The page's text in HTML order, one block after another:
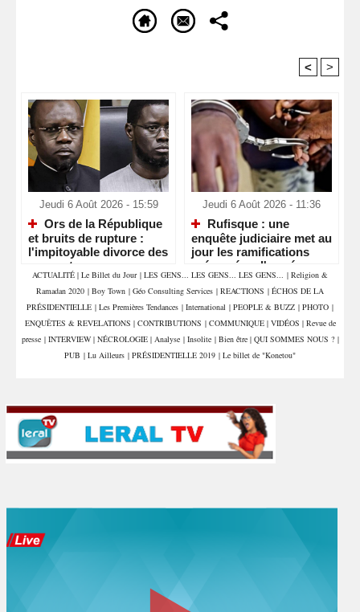
< >
Jeudi 6 Août 2026 - 15:59
Ors de la République
et bruits de rupture :
l'impitoyable divorce des
sommets
Jeudi 6 Août 2026 - 11:36
Rufisque : une
enquête judiciaire met au
jour les ramifications
présumées d'un réseau
de sextorsion, de
proxénétisme et de trafic
de stupéfiants
ACTUALITÉ | Le Billet du Jour | LES GENS... LES GENS... LES GENS... | Religion &
Ramadan 2020 | Boy Town | Géo Consulting Services | REACTIONS | ÉCHOS DE LA
PRÉSIDENTIELLE | Les Premières Tendances | International | PEOPLE & BUZZ | PHOTO |
ENQUÊTES & REVELATIONS | CONTRIBUTIONS | COMMUNIQUE | VIDÉOS | Revue de
presse | INTERVIEW | NÉCROLOGIE | Analyse | Insolite | Bien être | QUI SOMMES NOUS ? |
PUB | Lu Ailleurs | PRÉSIDENTIELLE 2019 | Le billet de "Konetou"